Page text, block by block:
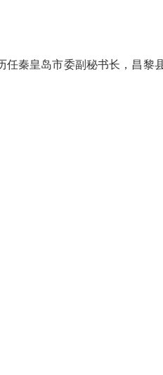
任秦皇岛市委副秘书长，昌黎